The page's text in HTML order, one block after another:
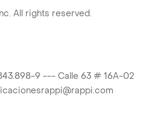
All rights reserved.
9 --- Calle 63 # 16A-02